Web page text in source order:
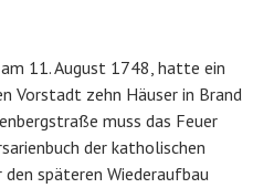
11. August 1748, hatte ein
Vorstadt zehn Häuser in Brand
muss das Feuer
der katholischen
den späteren Wiederaufbau